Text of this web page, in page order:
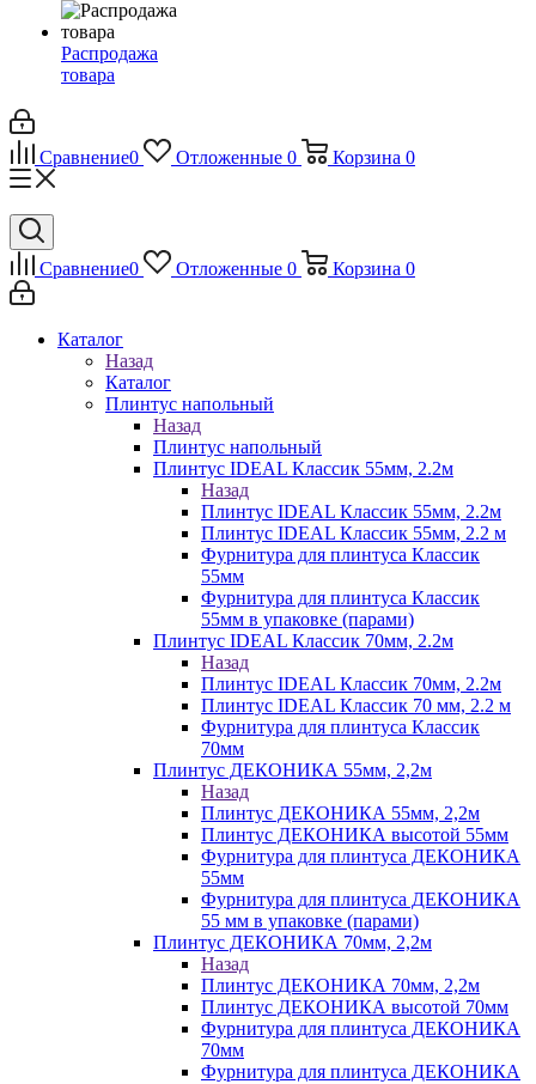
Распродажа
товара
Сравнение0 Отложенные 0 Корзина 0
Сравнение0 Отложенные 0 Корзина 0
Каталог
Назад
Каталог
Плинтус напольный
Назад
Плинтус напольный
Плинтус IDEAL Классик 55мм, 2.2м
Назад
Плинтус IDEAL Классик 55мм, 2.2м
Плинтус IDEAL Классик 55мм, 2.2 м
Фурнитура для плинтуса Классик
55мм
Фурнитура для плинтуса Классик
55мм в упаковке (парами)
Плинтус IDEAL Классик 70мм, 2.2м
Назад
Плинтус IDEAL Классик 70мм, 2.2м
Плинтус IDEAL Классик 70 мм, 2.2 м
Фурнитура для плинтуса Классик
70мм
Плинтус ДЕКОНИКА 55мм, 2,2м
Назад
Плинтус ДЕКОНИКА 55мм, 2,2м
Плинтус ДЕКОНИКА высотой 55мм
Фурнитура для плинтуса ДЕКОНИКА
55мм
Фурнитура для плинтуса ДЕКОНИКА
55 мм в упаковке (парами)
Плинтус ДЕКОНИКА 70мм, 2,2м
Назад
Плинтус ДЕКОНИКА 70мм, 2,2м
Плинтус ДЕКОНИКА высотой 70мм
Фурнитура для плинтуса ДЕКОНИКА
70мм
Фурнитура для плинтуса ДЕКОНИКА